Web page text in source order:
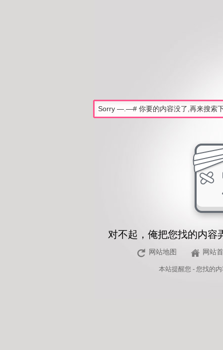
对不起，俺把您找的内容
网站地图 网站
本站提醒您 - 您找的